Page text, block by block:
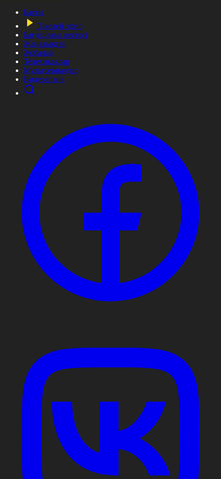
Басты
Тікелей эфир
Бағдарлама кестесі
Жаңалықтар
Жобалар
Телехикаялар
Мультсериалдар
Видеоархив